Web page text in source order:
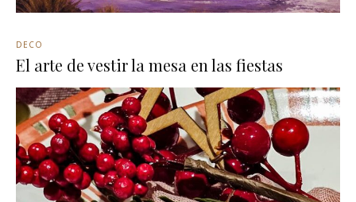
DECO
El arte de vestir la mesa en las fiestas